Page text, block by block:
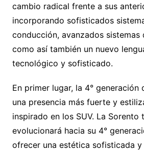
cambio radical frente a sus
incorporando sofisticados
conducción, avanzados sistemas
como así también un nuevo
tecnológico y sofisticado.
En primer lugar, la 4° generación
una presencia más fuerte y
inspirado en los SUV. La Sorento
evolucionará hacia su 4°
ofrecer una estética sofisticada y